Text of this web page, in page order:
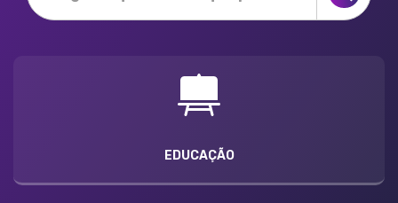
EDUCAÇÃO